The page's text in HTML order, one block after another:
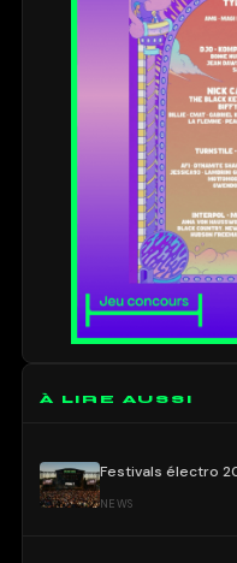
À LIRE AUSSI
Festivals électro
NEWS